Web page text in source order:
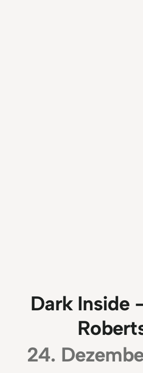
Dark Inside
24.